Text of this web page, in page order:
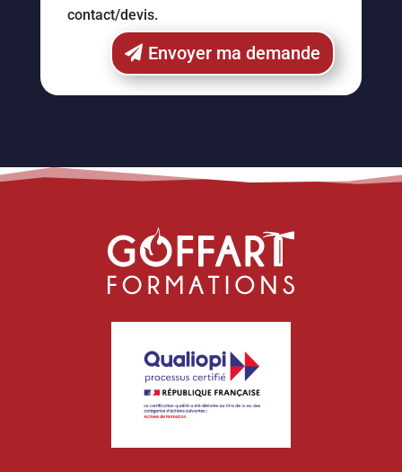
contact/devis.
Envoyer ma demande